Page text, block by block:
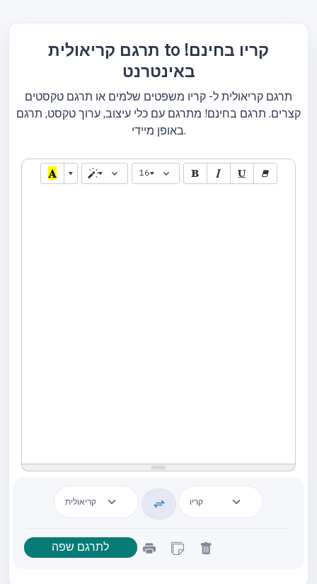
תרגם קריאולית to קריו בחינם!
באינטרנט
תרגם קריאולית ל- קריו משפטים שלמים או תרגם טקסטים
קצרים. תרגם בחינם! מתרגם עם כלי עיצוב, ערוך טקסט, תרגם
באופן מיידי.
16